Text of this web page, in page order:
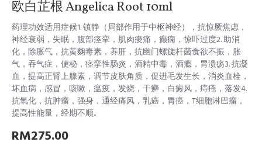
欧白芷根 Angelica Root 10ml
药理功效适用症候1. 镇静（局部作用于中枢神经），抗惊厥焦虑，
神经衰弱，失眠，腹部痉挛，肌肉痠痛，癫痫，惊吓过度2. 助消
化，除胀气，抗黄麴毒素，养肝，抗幽门螺旋杆菌食欲不振，胀
气，吞气症，便秘，痉挛性肠炎，酒精中毒，酒瘾，胃溃疡3. 抗凝
血，提高正肾上腺素，调节皮肤角质，促进毛发生长，消炎血栓，
坏血病，感冒，咳嗽，瘟疫，发烧，干癣，白癜风，痔疮，落发4.
抗氧化，抗肿瘤，强身，通经痛风，乳癌，胃癌，T细胞淋巴瘤，
提高性能量，经期不顺..
RM275.00